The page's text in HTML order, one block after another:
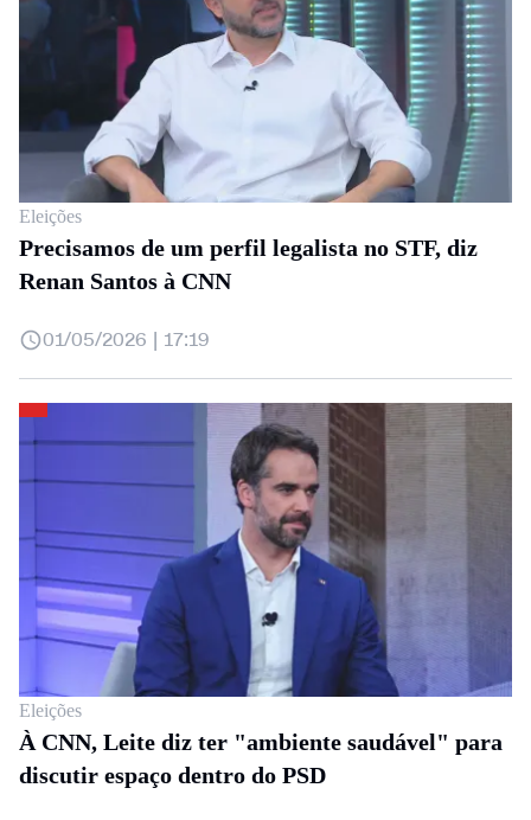
Eleições
Precisamos de um perfil legalista no STF, diz
Renan Santos à CNN
01/05/2026 | 17:19
Eleições
À CNN, Leite diz ter "ambiente saudável" para
discutir espaço dentro do PSD